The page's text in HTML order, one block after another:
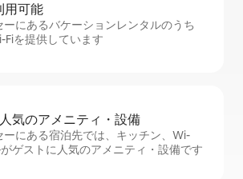
用⁠可⁠能
ーにあるバケーションレンタルのうち
Fiを提供しています
気⁠のア⁠メ⁠ニ⁠テ⁠ィ・設⁠備
ーにある宿泊先では、キッチン、Wi-
ゲストに人気のアメニティ・設備です